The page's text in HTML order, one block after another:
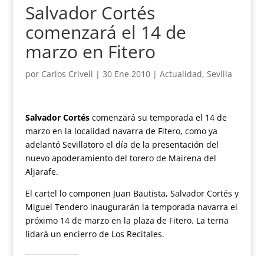
Salvador Cortés
comenzará el 14 de
marzo en Fitero
por Carlos Crivell | 30 Ene 2010| Actualidad, Sevilla
Salvador Cortés comenzará su temporada el 14 de
marzo en la localidad navarra de Fitero, como ya
adelantó Sevillatoro el día de la presentación del
nuevo apoderamiento del torero de Mairena del
Aljarafe.
El cartel lo componen Juan Bautista, Salvador Cortés y
Miguel Tendero inaugurarán la temporada navarra el
próximo 14 de marzo en la plaza de Fitero. La terna
lidará un encierro de Los Recitales.